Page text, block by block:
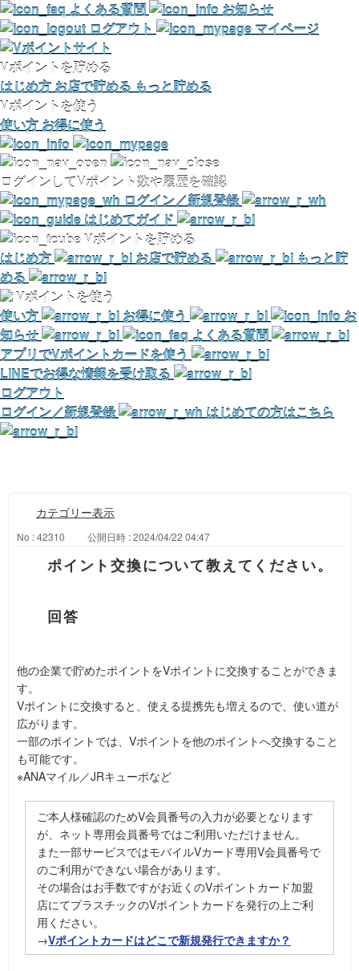
よくある質問
お知らせ
ログアウト
マイページ
Vポイントを貯める
はじめ方 お店で貯める もっと貯める
Vポイントを使う
使い方 お得に使う
ログインしてVポイント数や履歴を確認
ログイン／新規登録
はじめてガイド
Vポイントを貯める
はじめ方
お店で貯める
もっと貯
める
Vポイントを使う
使い方
お得に使う
お
知らせ
よくある質問
アプリでVポイントカードを使う
LINEでお得な情報を受け取る
ログアウト
ログイン／新規登録
はじめての方はこちら
カテゴリー表示
No : 42310 公開日時 : 2024/04/22 04:47
ポイント交換について教えてください。
他の企業で貯めたポイントをVポイントに交換することができま
す。
Vポイントに交換すると、使える提携先も増えるので、使い道が
広がります。
一部のポイントでは、Vポイントを他のポイントへ交換すること
も可能です。
※ANAマイル／JRキューポなど
ご本人様確認のためV会員番号の入力が必要となります
が、ネット専用会員番号ではご利用いただけません。
また一部サービスではモバイルVカード専用V会員番号で
のご利用ができない場合があります。
その場合はお手数ですがお近くのVポイントカード加盟
店にてプラスチックのVポイントカードを発行の上ご利
用ください。
→Vポイントカードはどこで新規発行できますか？